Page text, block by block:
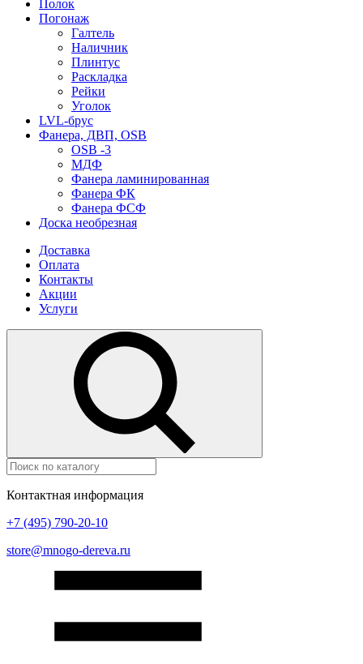
Полок
Погонаж
Галтель
Наличник
Плинтус
Раскладка
Рейки
Уголок
LVL-брус
Фанера, ДВП, OSB
OSB -3
МДФ
Фанера ламинированная
Фанера ФК
Фанера ФСФ
Доска необрезная
Доставка
Оплата
Контакты
Акции
Услуги
Контактная информация
+7 (495) 790-20-10
store@mnogo-dereva.ru